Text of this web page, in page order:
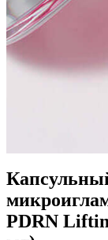
PDRN